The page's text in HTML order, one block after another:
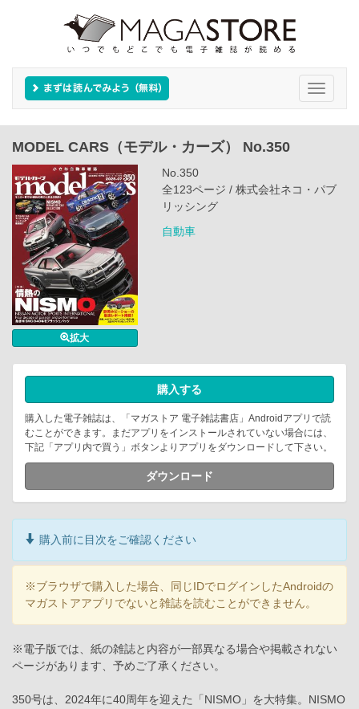
Toggle
MODEL CARS（モデル・カーズ） No.350
拡大
No.350
全123ページ / 株式会社ネコ・パブ
リッシング
自動車
購入する
購入した電子雑誌は、「マガストア 電子雑誌書店」Androidアプリで読
むことができます。まだアプリをインストールされていない場合には、
下記「アプリ内で買う」ボタンよりアプリをダウンロードして下さい。
ダウンロード
購入前に目次をご確認ください
※ブラウザで購入した場合、同じIDでログインしたAndroidの
マガストアアプリでないと雑誌を読むことができません。
※電子版では、紙の雑誌と内容が一部異なる場合や掲載されない
ページがあります、予めご了承ください。
350号は、2024年に40周年を迎えた「NISMO」を大特集。NISMO